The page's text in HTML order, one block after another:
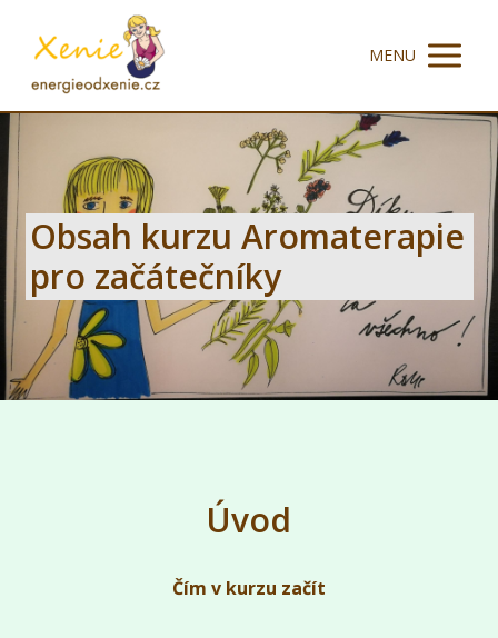
MENU
Obsah kurzu Aromaterapie
pro začátečníky
Úvod
Čím v kurzu začít